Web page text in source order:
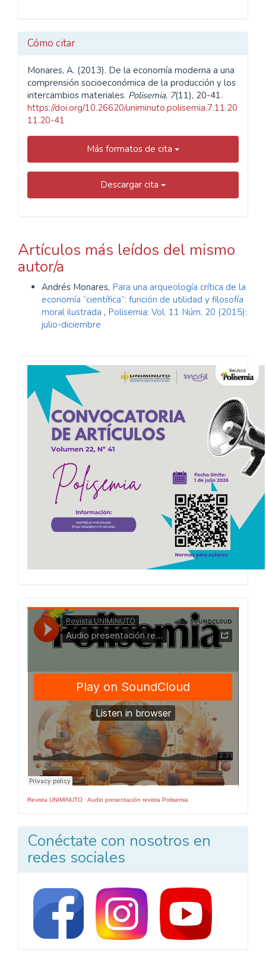
Cómo citar
Monares, A. (2013). De la economía moderna a una
comprensión socioeconómica de la producción y los
intercambios materiales. Polisemia, 7(11), 20-41.
https://doi.org/10.26620/uniminuto.polisemia.7.11.20
11.20-41
Más formatos de cita
Descargar cita
Artículos más leídos del mismo
autor/a
Andrés Monares, Para una arqueología crítica de la
economía “científica”: función de utilidad y filosofía
moral ilustrada , Polisemia: Vol. 11 Núm. 20 (2015):
julio-diciembre
Convocatoria
Polisemia
2026
Presentacion
Numero
Revista UNIMINUTO · Audio presentación revista Polisemia
Conéctate con nosotros en
redes sociales